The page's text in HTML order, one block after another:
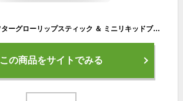
NARS(ナーズ) アフターグローリップスティック ＆ ミニリキッドブラッシュデュオ / 04494 777 ORGASM,SEX APPEAL/ピーチピンク＆ゴールデンシマー,ソフトピーチ (THE '24 KARAT COLLECTION 2024ホリデー限定コレクション)
この商品をサイトでみる